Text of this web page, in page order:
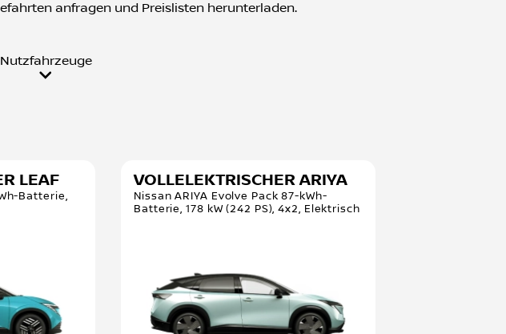
anfragen und Preislisten herunterladen.
Nutzfahrzeuge
LEAF
Batterie,
VOLLELEKTRISCHER ARIYA
Nissan ARIYA Evolve Pack 87-kWh-
Batterie, 178 kW (242 PS), 4x2, Elektrisch